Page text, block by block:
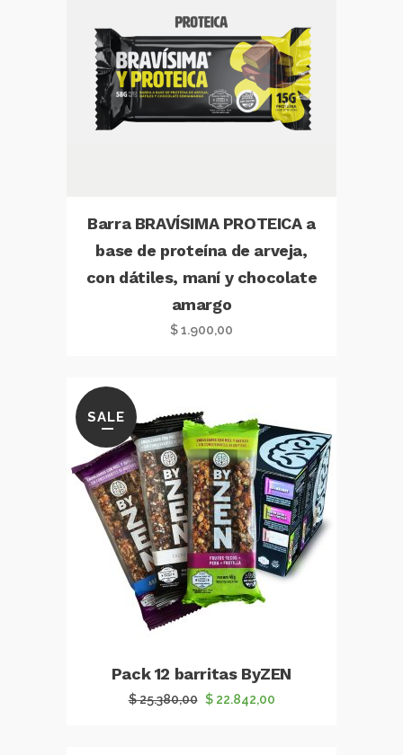
Barra BRAVÍSIMA PROTEICA a
base de proteína de arveja,
con dátiles, maní y chocolate
amargo
$1.900,00
SALE
Pack 12 barritas ByZEN
$25.380,00 El
$22.842,00El